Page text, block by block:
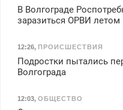
В Волгограде
заразиться ОРВИ летом
12:26, ПРОИСШЕСТВИЯ
Подростки пытались
Волгограда
12:03, ОБЩЕСТВО